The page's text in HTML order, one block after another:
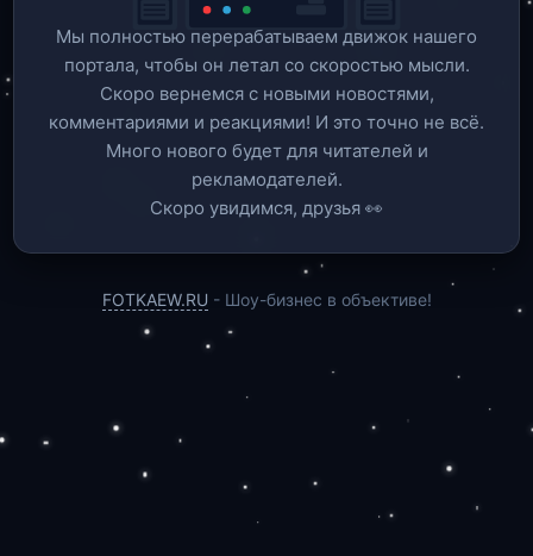
Мы полностью перерабатываем движок нашего
портала, чтобы он летал со скоростью мысли.
Скоро вернемся c новыми новостями,
комментариями и реакциями! И это точно не всё.
Много нового будет для читателей и
рекламодателей.
Скоро увидимся, друзья 👀
FOTKAEW.RU - Шоу-бизнес в объективе!